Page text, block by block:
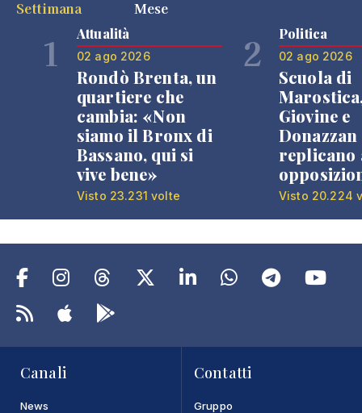
Settimana
Mese
1 Attualità
02 ago 2026
Rondò Brenta, un
quartiere che
cambia: «Non
siamo il Bronx di
Bassano, qui si
vive bene»
Visto 23.231 volte
2 Politica
02 ago 2026
Scuola di
Giovine e
Donazzan
replicano
Visto 20.224
Canali
News
Contatti
Gruppo